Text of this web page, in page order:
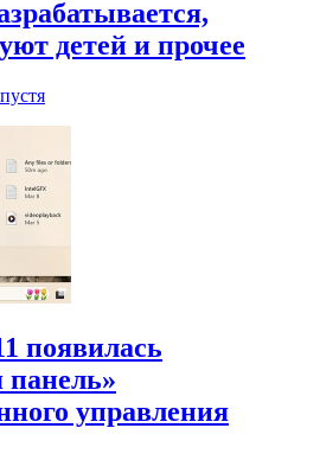
детей и прочее
появилась
панель»
управления